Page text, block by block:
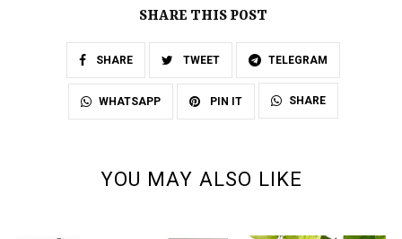
SHARE THIS POST
SHARE TWEET TELEGRAM
WHATSAPP PIN IT SHARE
YOU MAY ALSO LIKE